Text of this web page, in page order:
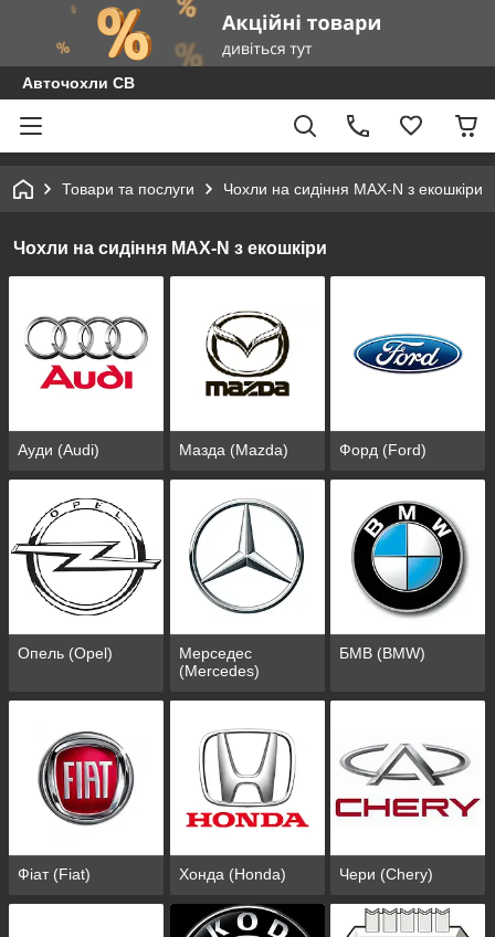
Авточохли СВ
Товари та послуги Чохли на сидіння MAX-N з екошкіри
Чохли на сидіння MAX-N з екошкіри
Ауди (Audi) Мазда (Mazda) Форд (Ford)
Опель (Opel)
Мерседес
(Mercedes)
БМВ (BMW)
Фіат (Fiat) Хонда (Honda) Чери (Chery)